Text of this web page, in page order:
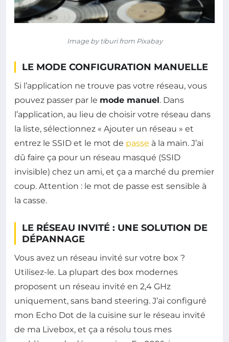
Image by tiburi from Pixabay
LE MODE CONFIGURATION MANUELLE
Si l’application ne trouve pas votre réseau, vous
pouvez passer par le mode manuel. Dans
l’application, au lieu de choisir votre réseau dans
la liste, sélectionnez « Ajouter un réseau » et
entrez le SSID et le mot de passe à la main. J’ai
dû faire ça pour un réseau masqué (SSID
invisible) chez un ami, et ça a marché du premier
coup. Attention : le mot de passe est sensible à
la casse.
LE RÉSEAU INVITÉ : UNE SOLUTION DE
DÉPANNAGE
Vous avez un réseau invité sur votre box ?
Utilisez-le. La plupart des box modernes
proposent un réseau invité en 2,4 GHz
uniquement, sans band steering. J’ai configuré
mon Echo Dot de la cuisine sur le réseau invité
de ma Livebox, et ça a résolu tous mes